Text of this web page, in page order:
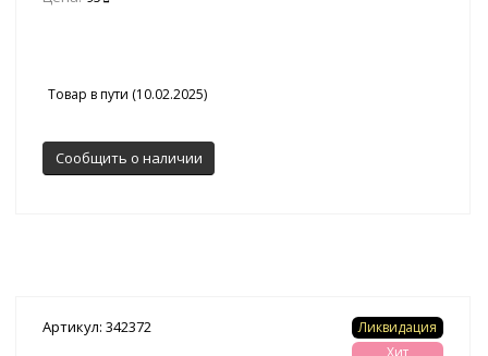
Товар в пути (10.02.2025)
Сообщить о наличии
Артикул: 342372
Ликвидация